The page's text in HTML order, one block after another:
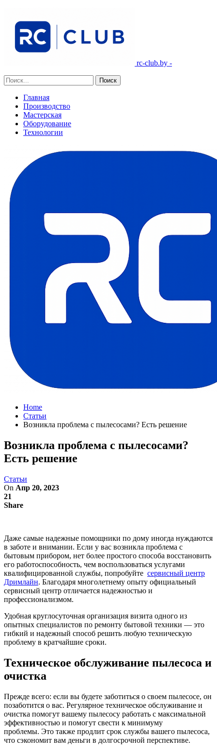
rc-club.by -
Главная
Производство
Мастерская
Оборудование
Технологии
Home
Статьи
Возникла проблема с пылесосами? Есть решение
Возникла проблема с пылесосами?
Есть решение
Статьи
On Апр 20, 2023
21
Share
Даже самые надежные помощники по дому иногда нуждаются
в заботе и внимании. Если у вас возникла проблема с
бытовым прибором, нет более простого способа восстановить
его работоспособность, чем воспользоваться услугами
квалифицированной службы, попробуйте сервисный центр
Дримлайн. Благодаря многолетнему опыту официальный
сервисный центр отличается надежностью и
профессионализмом.
Удобная круглосуточная организация визита одного из
опытных специалистов по ремонту бытовой техники — это
гибкий и надежный способ решить любую техническую
проблему в кратчайшие сроки.
Техническое обслуживание пылесоса и
очистка
Прежде всего: если вы будете заботиться о своем пылесосе, он
позаботится о вас. Регулярное техническое обслуживание и
очистка помогут вашему пылесосу работать с максимальной
эффективностью и помогут свести к минимуму
проблемы. Это также продлит срок службы вашего пылесоса,
что сэкономит вам деньги в долгосрочной перспективе.